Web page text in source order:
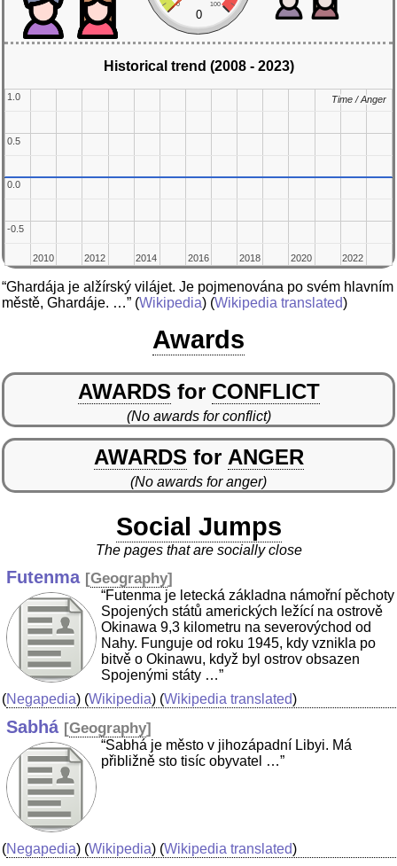
0 100
0
Historical trend (2008 - 2023)
2010
2010 2012
2012 2014
2014 2016
2016 2018
2018 2020
2020 2022
2022
-0.5
-0.5
0.0
0.0
0.5
0.5
1.0
1.0 Time / Anger
Time / Anger
“Ghardája je alžírský vilájet. Je pojmenována po svém hlavním
městě, Ghardáje. …” (Wikipedia) (Wikipedia translated)
Awards
AWARDS for CONFLICT
(No awards for conflict)
AWARDS for ANGER
(No awards for anger)
Social Jumps
The pages that are socially close
Futenma [Geography]
“Futenma je letecká základna námořní pěchoty
Spojených států amerických ležící na ostrově
Okinawa 9,3 kilometru na severovýchod od
Nahy. Funguje od roku 1945, kdy vznikla po
bitvě o Okinawu, když byl ostrov obsazen
Spojenými státy …”
(Negapedia) (Wikipedia) (Wikipedia translated)
Sabhá [Geography]
“Sabhá je město v jihozápadní Libyi. Má
přibližně sto tisíc obyvatel …”
(Negapedia) (Wikipedia) (Wikipedia translated)